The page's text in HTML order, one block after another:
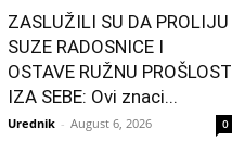
ZASLUŽILI SU DA PROLIJU
SUZE RADOSNICE I
OSTAVE RUŽNU PROŠLOST
IZA SEBE: Ovi znaci...
Urednik - August 6, 2026 0